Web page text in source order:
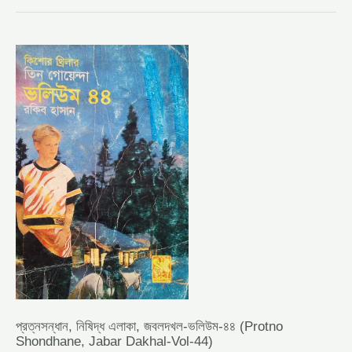
প্রত্নসন্ধান, নিষিদ্ধ এলাকা, জবলদখল-ভলিউম-৪৪ (Protno
Shondhane, Jabar Dakhal-Vol-44)
প্রত্নসন্ধান,
নিষিদ্ধ
এলাকা,
জবলদখল-
ভলিউম-৪৪
(PROTNO
SHONDHANE,
JABAR
DAKHAL-
VOL-
44)